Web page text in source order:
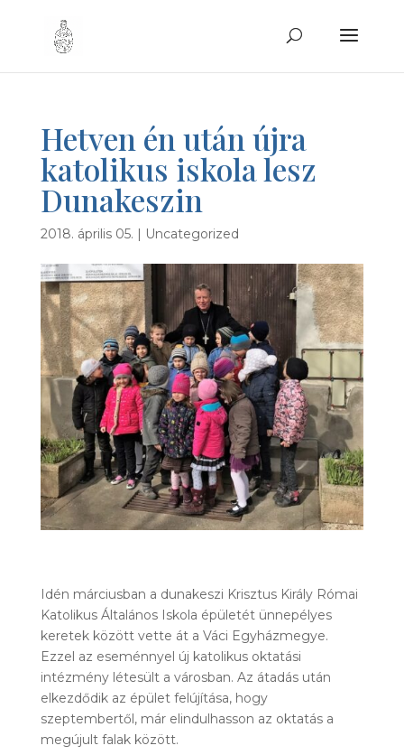
Hetven én után újra
katolikus iskola lesz
Dunakeszin
2018. április 05. | Uncategorized
Idén márciusban a dunakeszi Krisztus Király Római
Katolikus Általános Iskola épületét ünnepélyes
keretek között vette át a Váci Egyházmegye.
Ezzel az eseménnyel új katolikus oktatási
intézmény létesült a városban. Az átadás után
elkezdődik az épület felújítása, hogy
szeptembertől, már elindulhasson az oktatás a
megújult falak között.